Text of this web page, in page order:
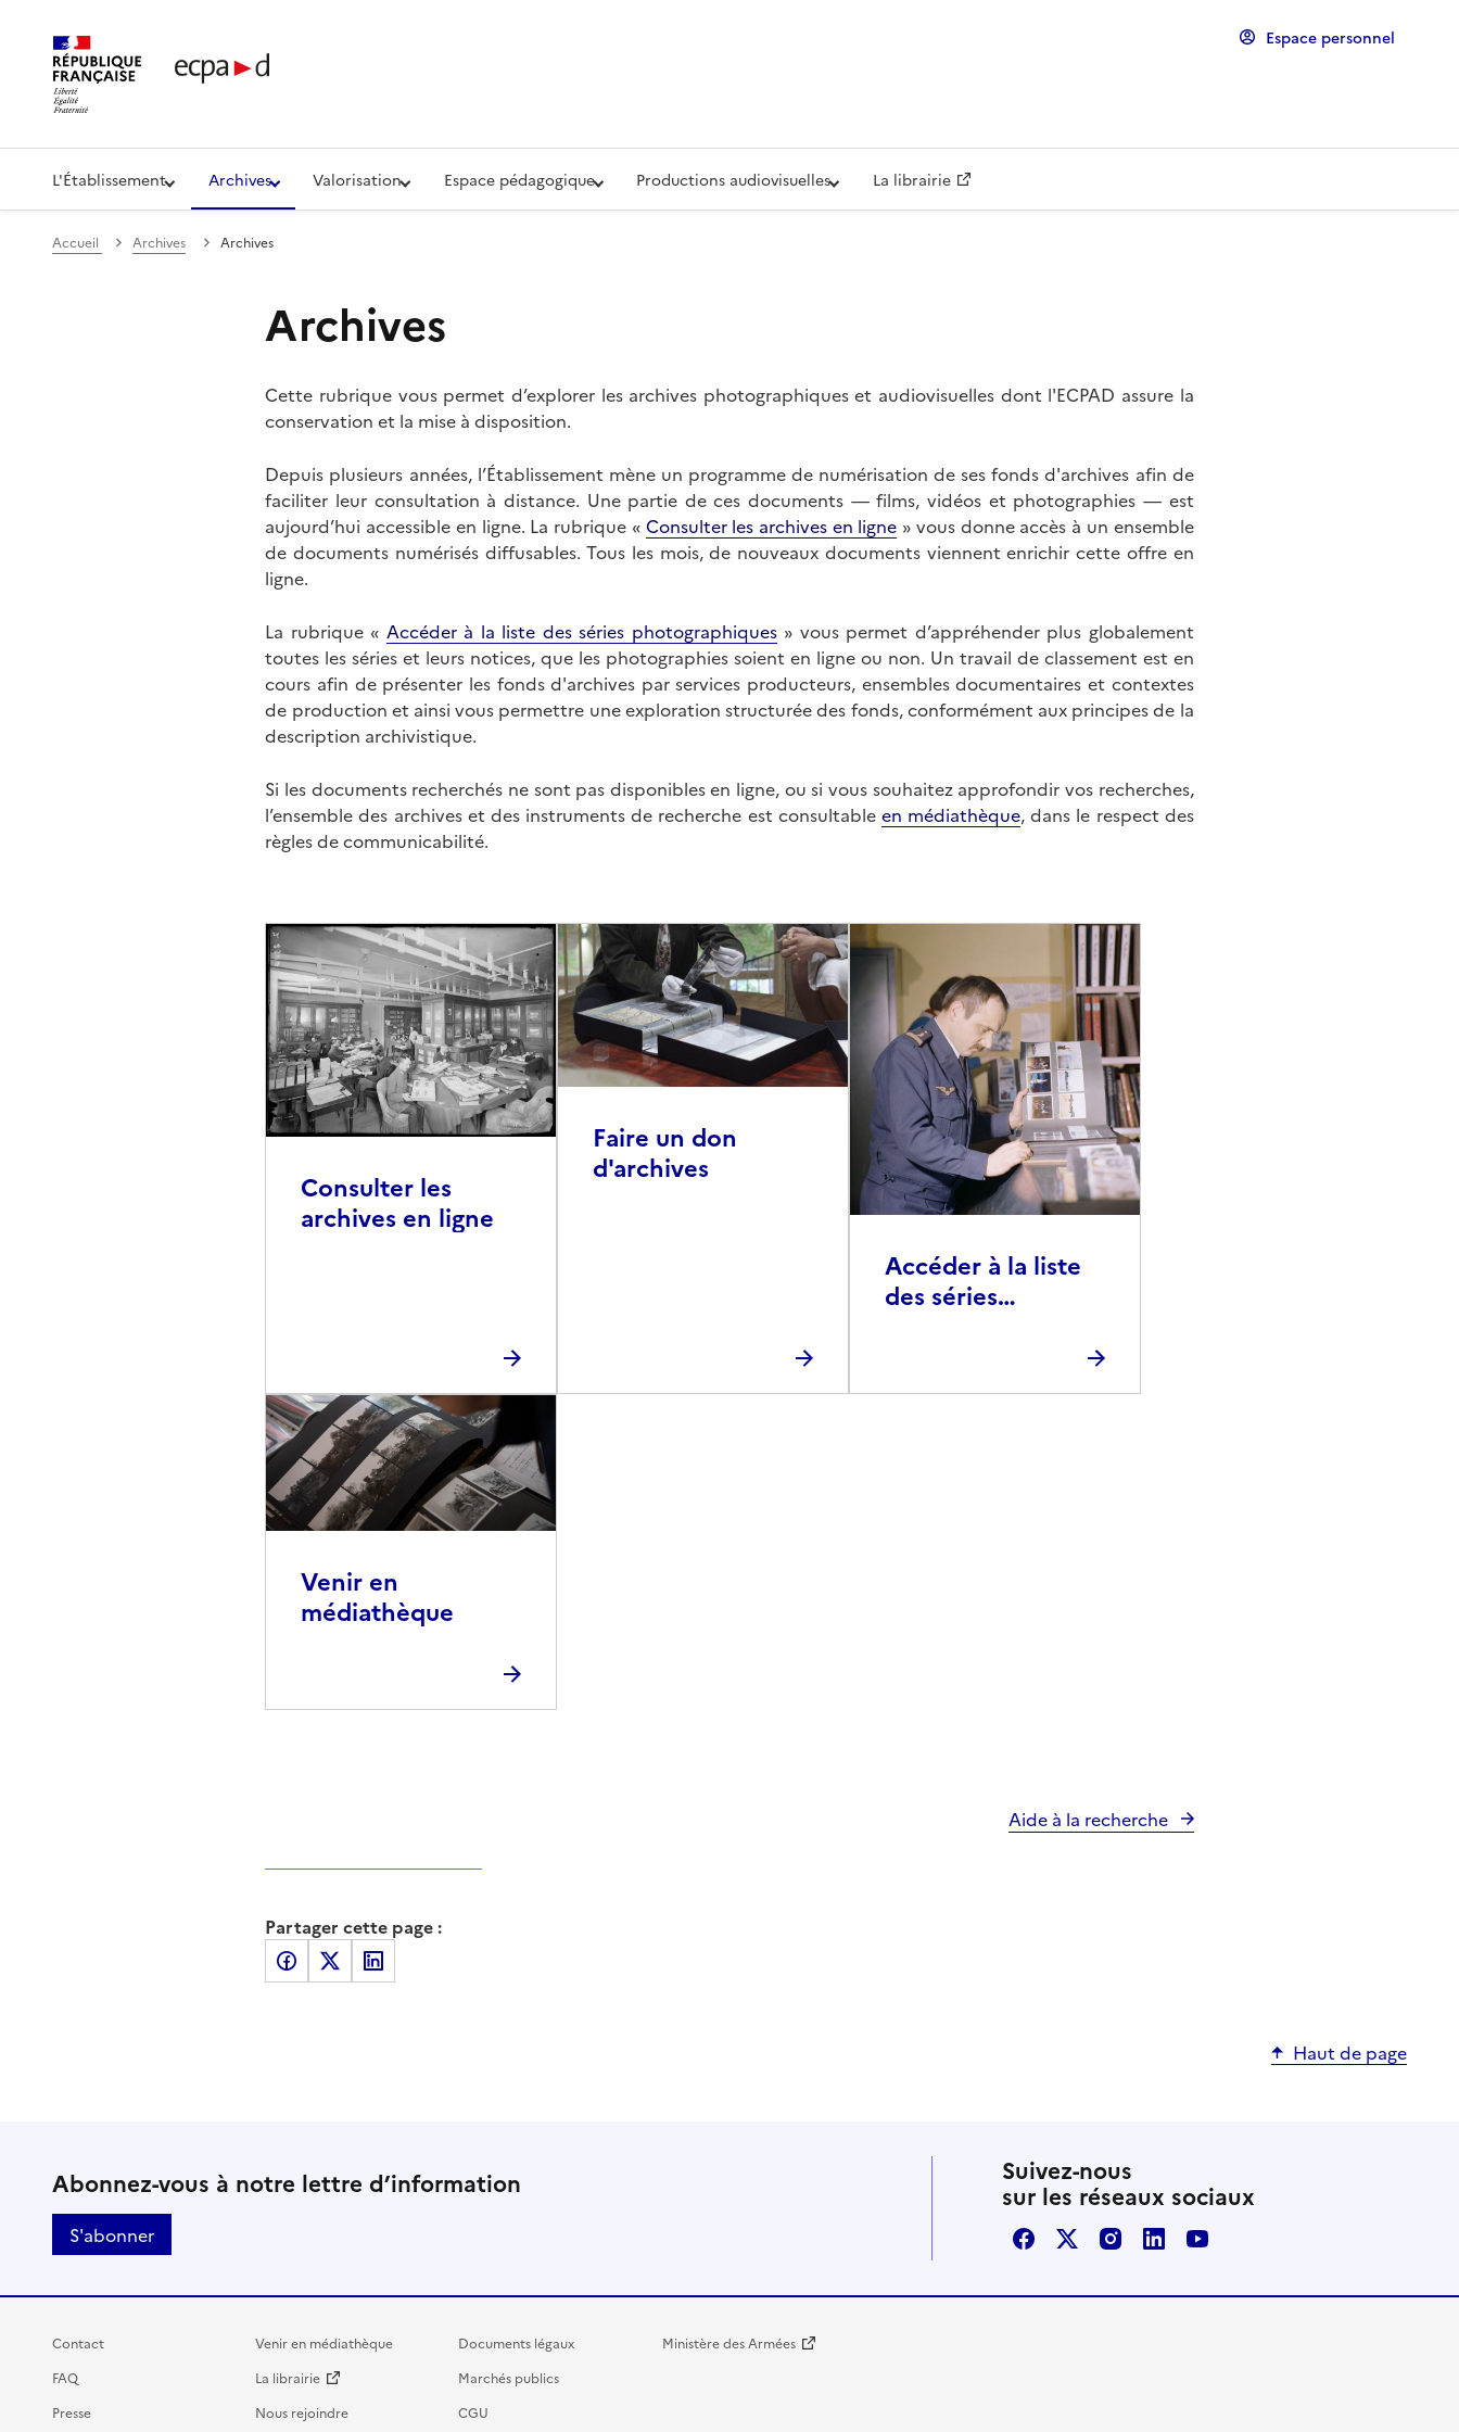
Établissement de communication et de production audiovisuelle de la Défense (ECPAD) Espace personnel
L'Établissement Archives Valorisation Espace pédagogique Productions audiovisuelles La librairie
Accueil Archives Archives
Archives
Cette rubrique vous permet d’explorer les archives photographiques et audiovisuelles dont l'ECPAD assure la
conservation et la mise à disposition.
Depuis plusieurs années, l’Établissement mène un programme de numérisation de ses fonds d'archives afin de
faciliter leur consultation à distance. Une partie de ces documents — films, vidéos et photographies — est
aujourd’hui accessible en ligne. La rubrique « Consulter les archives en ligne » vous donne accès à un ensemble
de documents numérisés diffusables. Tous les mois, de nouveaux documents viennent enrichir cette offre en
ligne.
La rubrique « Accéder à la liste des séries photographiques» vous permet d’appréhender plus globalement
toutes les séries et leurs notices, que les photographies soient en ligne ou non. Un travail de classement est en
cours afin de présenter les fonds d'archives par services producteurs, ensembles documentaires et contextes
de production et ainsi vous permettre une exploration structurée des fonds, conformément aux principes de la
description archivistique.
Si les documents recherchés ne sont pas disponibles en ligne, ou si vous souhaitez approfondir vos recherches,
l’ensemble des archives et des instruments de recherche est consultable en médiathèque, dans le respect des
règles de communicabilité.
Consulter les
archives en ligne
Faire un don
d'archives
Accéder à la liste
des séries
Venir en
médiathèque
Aide à la recherche
Partager cette page :
Partager sur Facebook
Partager sur XPartager sur LinkedIn
Haut de page
Abonnez-vous à notre lettre d’information
S'abonner
Suivez-nous
sur les réseaux sociaux
FacebookX / TwitterInstagram
LinkedInYoutube
Contact
FAQ
Presse
Venir en médiathèque
La librairie
Nous rejoindre
Documents légaux
Marchés publics
CGU
Ministère des Armées